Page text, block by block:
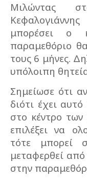
Μιλώντας
μπορέσει ο
παραμεθόριο
τους 6 μήνες.
υπόλοιπη
Σημείωσε ότι
διότι έχει
στο κέντρο
επιλέξει να
τότε μπορεί
μεταφερθεί
στην